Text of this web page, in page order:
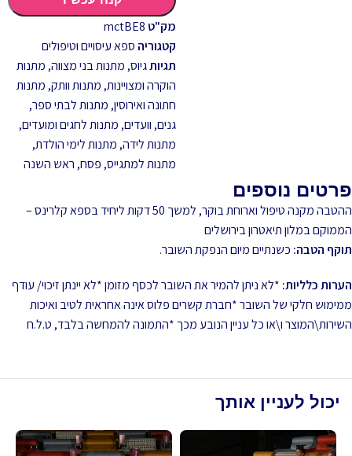
מק"טmctBE8
קטגוריה ספא עיסויים וטיפולים
תגיותגיוס, מתנות בני מצווה, מתנות
הוקרה ומצויינות, מתנות וותק, מתנות
חתונה ואירוסין, מתנות לבתי ספר,
גנים, וועדים, מתנות לחגים ומועדים,
מתנות לידה, מתנות לימי הולדת,
מתנות למתגייס, פסח, ראש השנה
פרטים נוספים
ההטבה מקנה טיפול וארוחת בוקר, למשך 50 דקות ליחיד בספא קלרינס –
הממוקם במלון תיאטרון בירושלים
תוקף הטבה: כשנתיים מיום הנפקת השובר.
הערות כלליות: *לא ניתן להמיר את השובר לכסף מזומן *לא יינתן זיכוי/ עודף
ממימוש חלקי של השובר *חברת קשרים פלוס אינה אחראית לטיב ואיכות
השירות\המוצר ו\או כל עניין הנובע מכך *התמונה להמחשה בלבד, ט.ל.ח
יכול לעניין אותך